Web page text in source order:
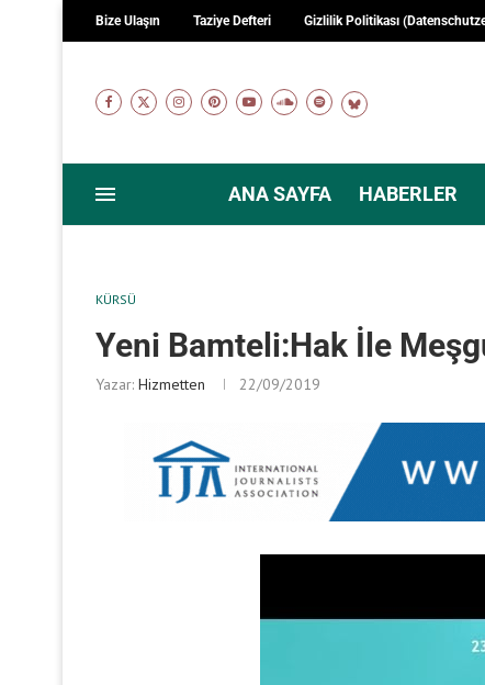
Bize Ulaşın Taziye Defteri Gizlilik Politikası
ANA SAYFA HABERLER
KÜRSÜ
Yeni Bamteli:Hak İle
Yazar: Hizmetten 22/09/2019